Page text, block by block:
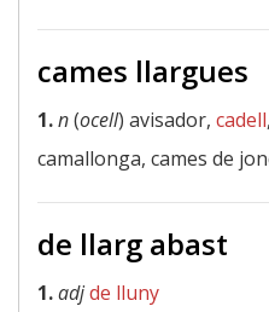
cames llargues
1.n(ocell) avisador, cadell,
camallonga, cames de
de llarg abast
1.adjde lluny